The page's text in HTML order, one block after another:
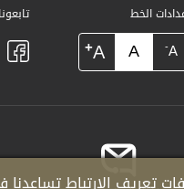
الخط
A
-
A
A
+
تابعونا
تعريف الارتباط